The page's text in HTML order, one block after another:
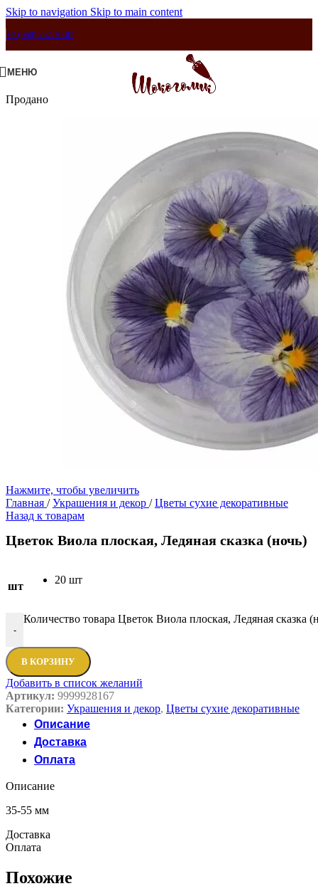
Skip to navigation Skip to main content
+7 (960) 757-70-07
МЕНЮ
Продано
Нажмите, чтобы увеличить
Главная / Украшения и декор / Цветы сухие декоративные
Назад к товарам
Цветок Виола плоская, Ледяная сказка (ночь)
шт
20 шт
-
Количество товара Цветок Виола плоская, Ледяная сказка
В КОРЗИНУ
Добавить в список желаний
Артикул: 9999928167
Категории: Украшения и декор, Цветы сухие декоративные
Описание
Доставка
Оплата
Описание
35-55 мм
Доставка
Оплата
Похожие